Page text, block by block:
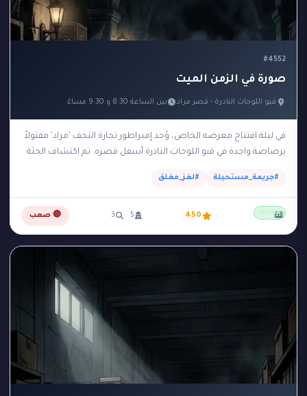
#4552
صورة في الزمن الميت
قبو اللوحات النادرة - قصر مراد بين الساعة 8:30 و 9:30 مساءً
في ليلة افتتاح معرضه الخاص، وُجد إمبراطور تجارة التحف 'مراد' مقتولاً
برصاصة واحدة في قبو اللوحات النادرة أسفل قصره. تم اكتشاف الجثة
#جريمة_مستحيلة #لغز_مغلق
مجانية 450
5
3 🔴 صعب 📖